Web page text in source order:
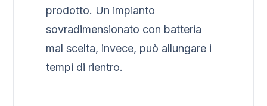
prodotto. Un impianto
sovradimensionato con batteria
mal scelta, invece, può allungare i
tempi di rientro.